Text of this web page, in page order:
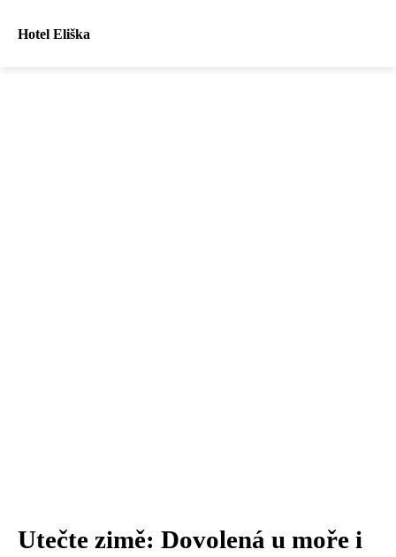
Hotel Eliška
Utečte zimě: Dovolená u moře i